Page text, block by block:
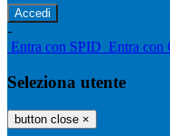
-
Entra con SPID Entra con
Seleziona utente
button close ×